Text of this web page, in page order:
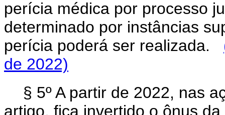
perícia médica por processo
determinado por instâncias
perícia poderá ser realizada.
de 2022)
§ 5º A partir de 2022, nas
artigo, fica invertido o ônus